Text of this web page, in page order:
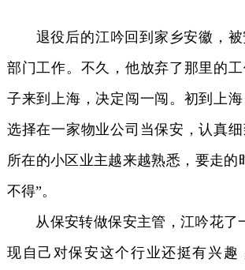
退役后的江吟回到家乡安徽，被
部门工作。不久，他放弃了那里的
子来到上海，决定闯一闯。初到上
选择在一家物业公司当保安，认真
所在的小区业主越来越熟悉，要走的
不得”。
从保安转做保安主管，江吟花了
现自己对保安这个行业还挺有兴趣